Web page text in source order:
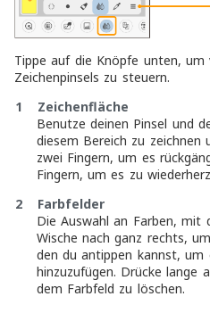
Tippe auf die Knöpfe unten, um
Zeichenpinsels zu steuern.
1 Zeichenfläche
Benutze deinen Pinsel und
diesem Bereich zu zeichnen
zwei Fingern, um es
Fingern, um es zu
2 Farbfelder
Die Auswahl an Farben, mit
Wische nach ganz rechts,
den du antippen kannst, um
hinzuzufügen. Drücke lange
dem Farbfeld zu löschen.